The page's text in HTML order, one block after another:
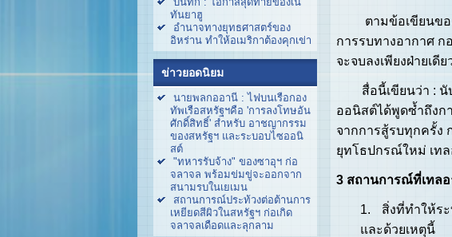
ทันยาฮู
อำนาจทางยุทธศาสตร์ของ
อิหร่าน ทำให้อเมริกาต้องคุกเข่า
ข่าวยอดนิยม
นายพลกออานี : ไฟบนเรือกอง
ทัพเรือสหรัฐฯคือ 'การลงโทษอัน
ศักดิ์สิทธิ์' สำหรับ อาชญากรรม
ของสหรัฐฯ และระบอบไซออนิ
สต์
"ทหารรับจ้าง" ของซาอุฯ ก่อ
จลาจล พร้อมข่มขู่จะออกจาก
สนามรบในเยเมน
สถานการณ์ประท้วงต่อต้านการ
เหยียดสีผิวในสหรัฐฯ ก่อเกิด
จลาจลเดือดและลุกลาม
ตามข้อเขียนของ
การรบทางอากาศ
จะจบลงเพียงฝ่ายเดี
สื่อนี้เขียนว่า : นับ
ออนิสต์ได้พูดซ้ำถึงก
จากการสู้รบทุกครั้ง
ยุทโธปกรณ์ใหม่ เท
3 สถานการณ์ที่เทล
1. สิ่งที่ทำให้ร
และด้วยเหตุนี้